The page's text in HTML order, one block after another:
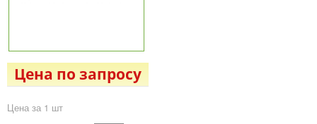
Цена по запросу
Цена за 1 шт